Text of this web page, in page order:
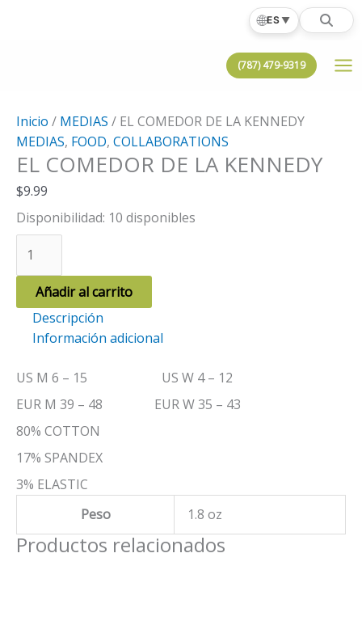
🌐ES▼
(787) 479-9319
Inicio / MEDIAS / EL COMEDOR DE LA KENNEDY
MEDIAS, FOOD, COLLABORATIONS
EL COMEDOR DE LA KENNEDY
$9.99
Disponibilidad: 10 disponibles
COMEDOR
LA
KENNEDY
cantidad
Añadir al carrito
Descripción
Información adicional
US M 6 – 15 US W 4 – 12
EUR M 39 – 48 EUR W 35 – 43
80% COTTON
17% SPANDEX
3% ELASTIC
Peso
1.8 oz
Productos relacionados